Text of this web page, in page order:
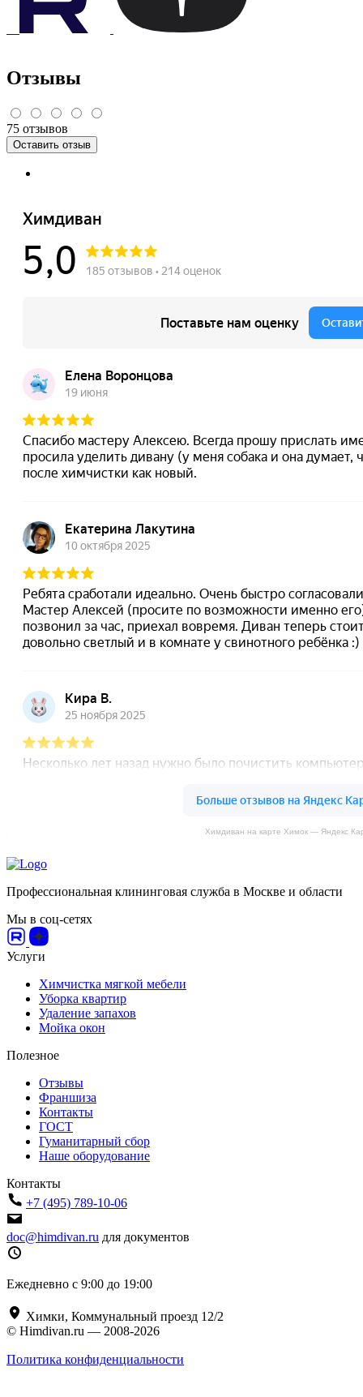
Отзывы
75 отзывов
Оставить отзыв
Химдиван на карте Химок — Яндекс
Профессиональная клининговая служба в Москве и области
Мы в соц-сетях
Услуги
Химчистка мягкой мебели
Уборка квартир
Удаление запахов
Мойка окон
Полезное
Отзывы
Франшиза
Контакты
ГОСТ
Гуманитарный сбор
Наше оборудование
Контакты
+7 (495) 789-10-06
doc@himdivan.ru для документов
Ежедневно с 9:00 до 19:00
Химки, Коммунальный проезд 12/2
© Himdivan.ru — 2008-2026
Политика конфиденциальности